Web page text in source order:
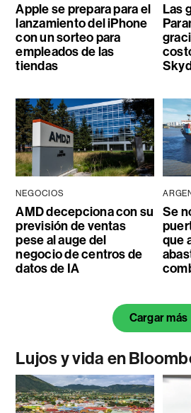
Apple se prepara para el
lanzamiento del iPhone
con un sorteo para
empleados de las
tiendas
Las
NEGOCIOS
AMD decepciona con su
previsión de ventas
pese al auge del
negocio de centros de
datos de IA
Se
que
Cargar más
Lujos y vida en